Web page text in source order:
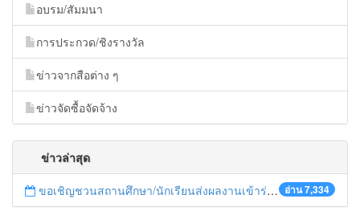
อบรม/สัมมนา
การประกวด/ชิงรางวัล
ข่าวจากสือต่าง ๆ
ข่าวจัดซื้อจัดจ้าง
ข่าวล่าสุด
อ่าน 7,334
ขอเชิญชวนสถานศึกษา/นักเรียนส่งผลงานเข้าร่วมโครงการประกวดบทละครส่งเสริมค่านิยมหลัก ๑๒ ประการ